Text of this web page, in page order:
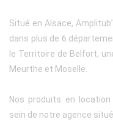
Situé en Alsace,
dans plus de 6
le Territoire de Belfort,
Meurthe et Moselle.
Nos produits en
sein de notre agence